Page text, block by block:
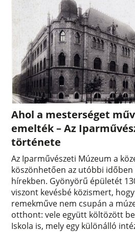
Ahol a mesterséget
emelték – Az
története
Az Iparművészeti Múzeum a
köszönhetően az utóbbi
hírekben. Gyönyörű épületét
viszont kevésbé közismert,
remekműve nem csupán a
otthont: vele együtt költözött
Iskola is, mely egy különálló